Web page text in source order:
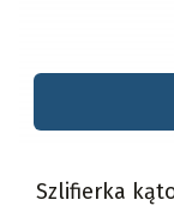
Szlifierka